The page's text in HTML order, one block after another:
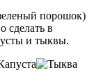
порошок)
сделать в
и тыквы.